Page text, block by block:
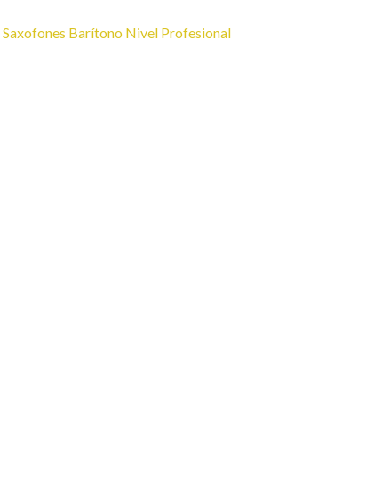
Saxofones Barítono Nivel Profesional